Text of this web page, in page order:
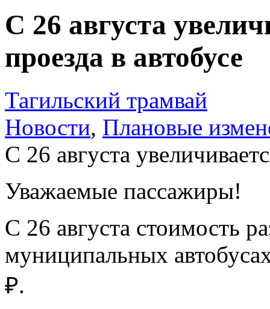
С 26 августа
проезда в автобусе
Тагильский трамвай
Новости, Плановые
С 26 августа
Уважаемые пассажиры!
С 26 августа стоимость
муниципальных
₽.